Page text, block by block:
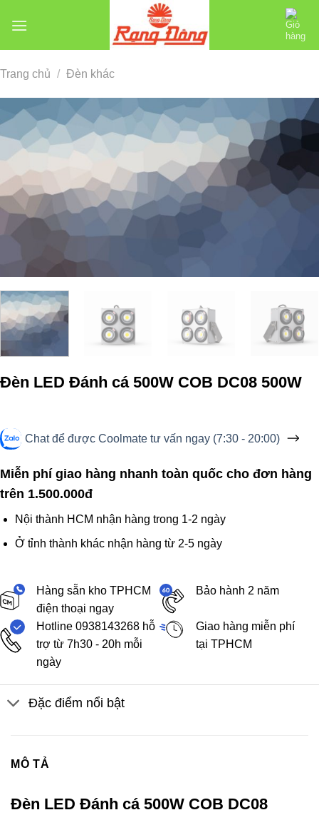
đến
Trang chủ / Đèn khác
Đèn LED Đánh cá 500W COB DC08 500W
Chat để được Coolmate tư vấn ngay (7:30 - 20:00)
Miễn phí giao hàng nhanh toàn quốc cho đơn hàng
trên 1.500.000đ
Nội thành HCM nhận hàng trong 1-2 ngày
Ở tỉnh thành khác nhận hàng từ 2-5 ngày
Hàng sẵn kho TPHCM
điện thoại ngay
Bảo hành 2 năm
Hotline 0938143268 hỗ
trợ từ 7h30 - 20h mỗi
ngày
Giao hàng miễn phí
tại TPHCM
Đặc điểm nổi bật
MÔ TẢ
Đèn LED Đánh cá 500W COB DC08